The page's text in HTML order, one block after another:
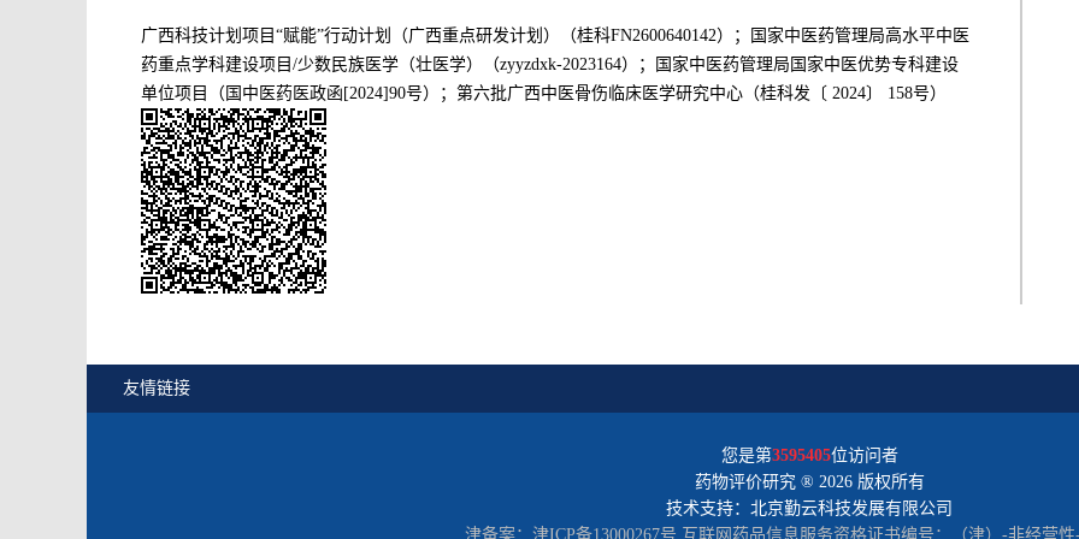
广西科技计划项目“赋能”行动计划（广西重点研发计划）（桂科FN2600640142）；国家中医药管理局高水平中医
药重点学科建设项目/少数民族医学（壮医学）（zyyzdxk-2023164）；国家中医药管理局国家中医优势专科建设
单位项目（国中医药医政函[2024]90号）；第六批广西中医骨伤临床医学研究中心（桂科发〔 2024〕 158号）
友情链接
您是第3595405位访问者
药物评价研究 ® 2026 版权所有
技术支持：北京勤云科技发展有限公司
津备案：津ICP备13000267号 互联网药品信息服务资格证书编号：（津）-非经营性-